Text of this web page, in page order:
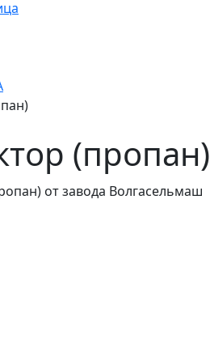
(пропан)